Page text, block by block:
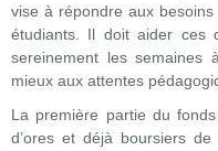
vise à répondre aux
étudiants. Il doit aider ces
sereinement les semaines
mieux aux attentes
La première partie du
d’ores et déjà boursiers